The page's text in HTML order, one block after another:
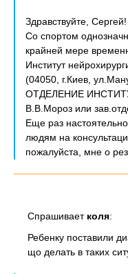
Здравствуйте, Сергей!
Со спортом
крайней мере
Институт
(04050, г.Киев,
ОТДЕЛЕНИЕ
В.В.Мороз или
Еще раз
людям на
пожалуйста, мне о
Спрашивает коля:
Ребенку поставили
що делать в таких